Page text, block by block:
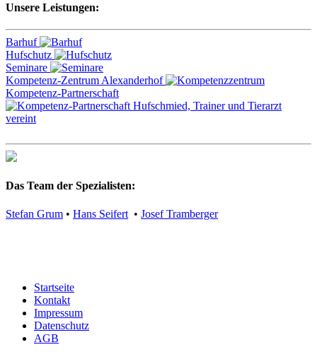
Unsere Leistungen:
Barhuf
Hufschutz
Seminare
Kompetenz-Zentrum Alexanderhof
Kompetenz-Partnerschaft
Das Team der Spezialisten:
Stefan Grum • Hans Seifert • Josef Tramberger
Startseite
Kontakt
Impressum
Datenschutz
AGB